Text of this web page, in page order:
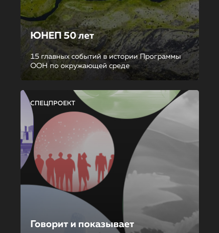
ЮНЕП 50 лет
15 главных событий в истории Программы
ООН по окружающей среде
СПЕЦПРОЕКТ
Говорит и показывает